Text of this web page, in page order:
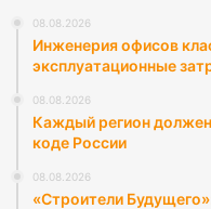
08.08.2026
Инженерия офисов
эксплуатационные
08.08.2026
Каждый регион
коде России
08.08.2026
«Строители